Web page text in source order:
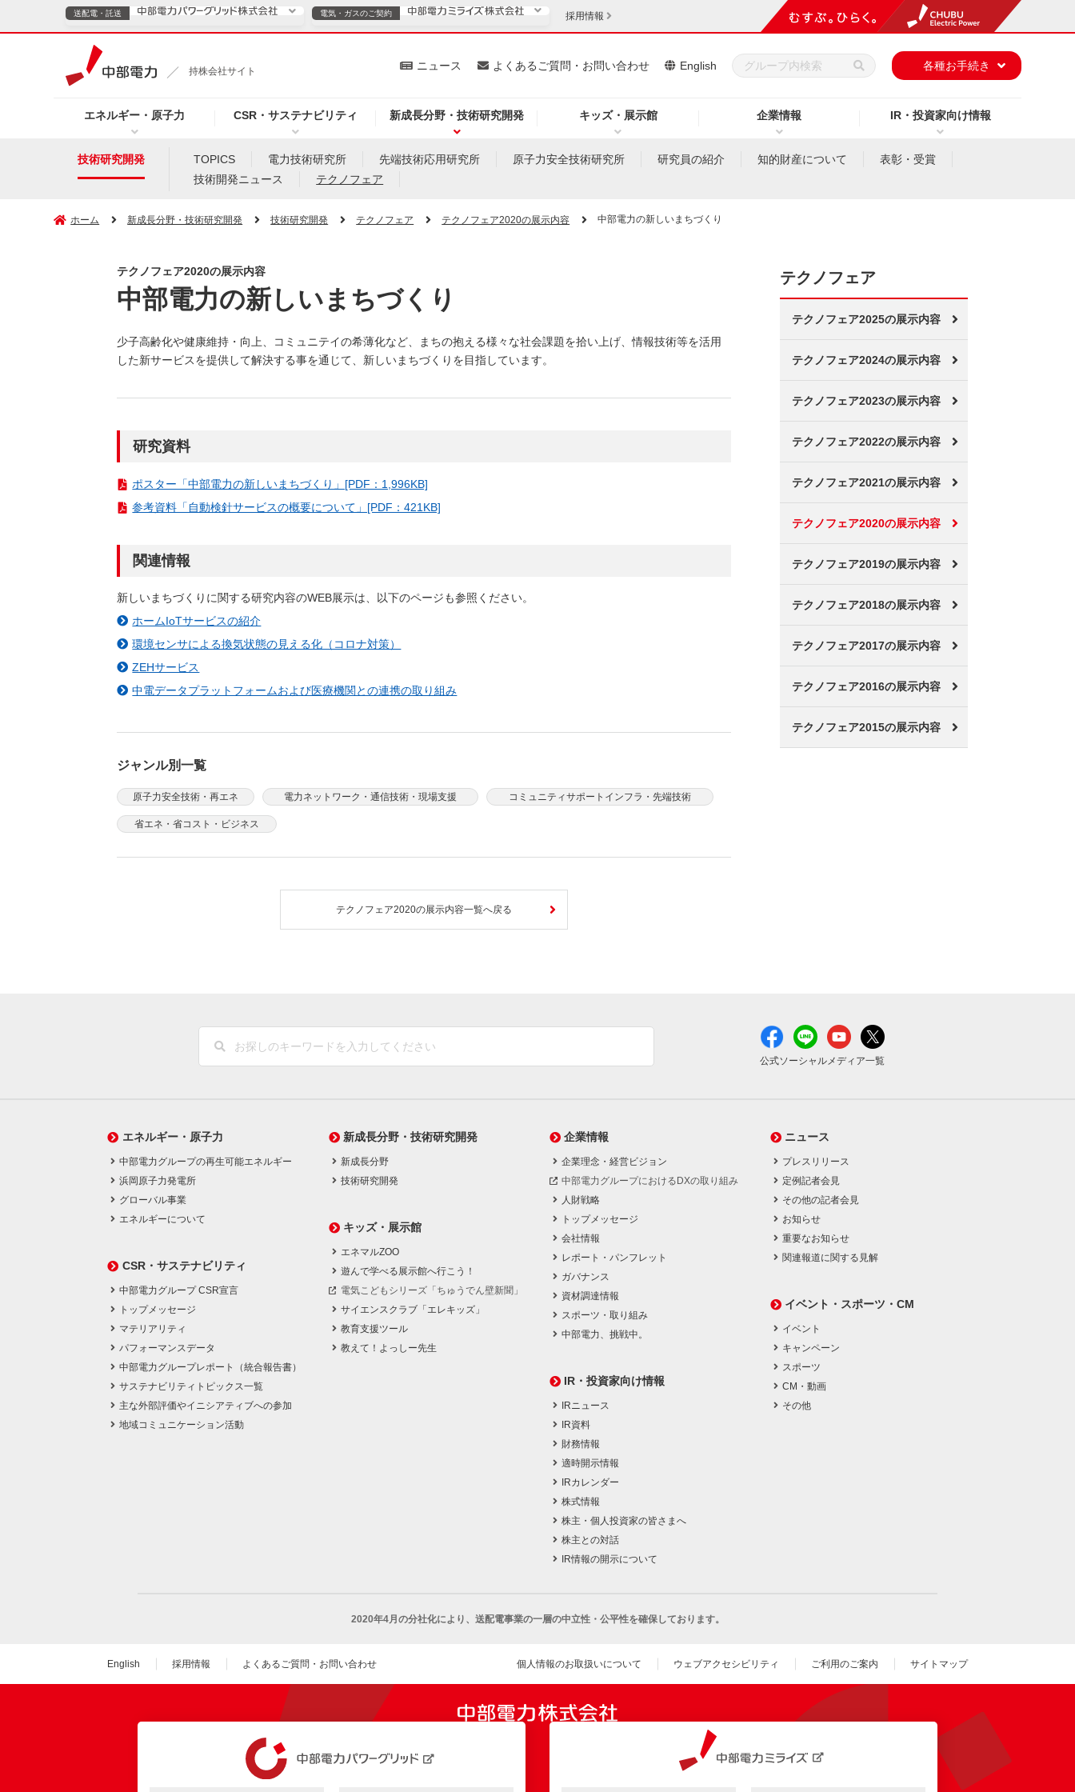
持株会社サイト
エネルギー・原子力 CSR・サステナビリティ 新成長分野・技術研究開発 キッズ・展示館 企業情報 IR・投資家向け情報
ニュース よくあるご質問・お問い合わせ English 各種お手続き
送配電・託送
ニュース（新しいウィンドウを開きます）
よくあるご質問・お問い合わせ（新しいウィンドウを開きます）
電気・ガスのご契約
電気・ガスのご契約
プレスリリース（新しいウィンドウを開きます）
お知らせ（新しいウィンドウを開きます）
よくあるご質問・お問い合わせ（新しいウィンドウを開きます）
採用情報
技術研究開発 TOPICS 電力技術研究所 先端技術応用研究所 原子力安全技術研究所 研究員の紹介 知的財産について
表彰・受賞
技術開発ニュース
テクノフェア
ホーム 新成長分野・技術研究開発 技術研究開発 テクノフェア テクノフェア2020の展示内容 中部電力の新しいまちづくり
テクノフェア2020の展示内容
中部電力の新しいまちづくり
少子高齢化や健康維持・向上、コミュニテイの希薄化など、まちの抱える様々な社会課題を拾い上げ、情報技術等を活用
した新サービスを提供して解決する事を通じて、新しいまちづくりを目指しています。
研究資料
ポスター「中部電力の新しいまちづくり」[PDF：1,996KB]
参考資料「自動検針サービスの概要について」[PDF：421KB]
関連情報
新しいまちづくりに関する研究内容のWEB展示は、以下のページも参照ください。
ホームIoTサービスの紹介
環境センサによる換気状態の見える化（コロナ対策）
ZEHサービス
中電データプラットフォームおよび医療機関との連携の取り組み
ジャンル別一覧
原子力安全技術・再エネ 電力ネットワーク・通信技術・現場支援 コミュニティサポートインフラ・先端技術
省エネ・省コスト・ビジネス
テクノフェア2020の展示内容一覧へ戻る
テクノフェア
テクノフェア2025の展示内容
テクノフェア2024の展示内容
テクノフェア2023の展示内容
テクノフェア2022の展示内容
テクノフェア2021の展示内容
テクノフェア2020の展示内容
テクノフェア2019の展示内容
テクノフェア2018の展示内容
テクノフェア2017の展示内容
テクノフェア2016の展示内容
テクノフェア2015の展示内容
公式ソーシャルメディア一覧
エネルギー・原子力
中部電力グループの再生可能エネルギー
浜岡原子力発電所
グローバル事業
エネルギーについて
CSR・サステナビリティ
中部電力グループ CSR宣言
トップメッセージ
マテリアリティ
パフォーマンスデータ
中部電力グループレポート（統合報告書）
サステナビリティトピックス一覧
主な外部評価やイニシアティブへの参加
地域コミュニケーション活動
新成長分野・技術研究開発
新成長分野
技術研究開発
キッズ・展示館
エネマルZOO
遊んで学べる展示館へ行こう！
電気こどもシリーズ「ちゅうでん壁新聞」
サイエンスクラブ「エレキッズ」
教育支援ツール
教えて！よっしー先生
企業情報
企業理念・経営ビジョン
中部電力グループにおけるDXの取り組み
人財戦略
トップメッセージ
会社情報
レポート・パンフレット
ガバナンス
資材調達情報
スポーツ・取り組み
中部電力、挑戦中。
IR・投資家向け情報
IRニュース
IR資料
財務情報
適時開示情報
IRカレンダー
株式情報
株主・個人投資家の皆さまへ
株主との対話
IR情報の開示について
ニュース
プレスリリース
定例記者会見
その他の記者会見
お知らせ
重要なお知らせ
関連報道に関する見解
イベント・スポーツ・CM
イベント
キャンペーン
スポーツ
CM・動画
その他
2020年4月の分社化により、 送配電事業の一層の中立性・公平性を確保しております。
English 採用情報 よくあるご質問・お問い合わせ 個人情報のお取扱いについて ウェブアクセシビリティ ご利用のご案内 サイトマップ